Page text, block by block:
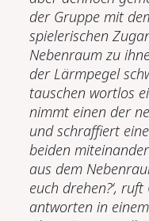
der Gruppe mit
spielerischen
Nebenraum zu
der Lärmpegel
tauschen wortlos
nimmt einen der
und schraffiert
beiden
aus dem
euch drehen?‘,
antworten in